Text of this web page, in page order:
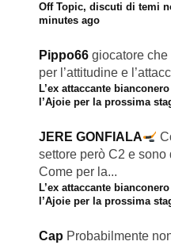
Off Topic, discuti di temi
minutes ago
Pippo66 giocatore
per l’attitudine e
L’ex attaccante
l’Ajoie per la prossima
JERE GONFIALA
settore però C2 e sono
Come per la...
L’ex attaccante
l’Ajoie per la prossima
Cap Probabilmente